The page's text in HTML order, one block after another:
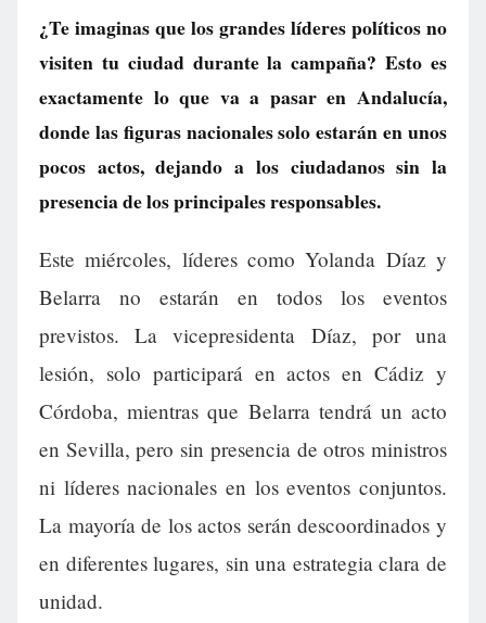
¿Te imaginas que los grandes líderes políticos no
visiten tu ciudad durante la campaña? Esto es
exactamente lo que va a pasar en Andalucía,
donde las figuras nacionales solo estarán en unos
pocos actos, dejando a los ciudadanos sin la
presencia de los principales responsables.
Este miércoles, líderes como Yolanda Díaz y
Belarra no estarán en todos los eventos
previstos. La vicepresidenta Díaz, por una
lesión, solo participará en actos en Cádiz y
Córdoba, mientras que Belarra tendrá un acto
en Sevilla, pero sin presencia de otros ministros
ni líderes nacionales en los eventos conjuntos.
La mayoría de los actos serán descoordinados y
en diferentes lugares, sin una estrategia clara de
unidad.